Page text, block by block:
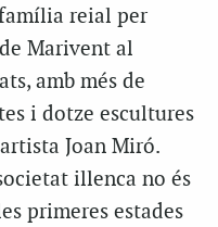
reial per
Marivent al
amb més de
i dotze escultures
Joan Miró.
illenca no és
primeres estades